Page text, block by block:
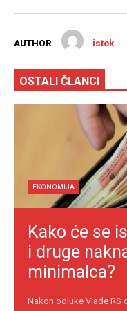
AUTHOR istok
OSTALI ČLANCI
EKONOMIJA
Kako će se
i druge
minimalca?
Nakon odluke Vlade RS